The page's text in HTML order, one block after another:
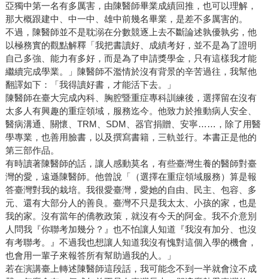
亞獨中第一名有多厲害，由陳醫師畢業成績回推，也可以理解，
那大概跟建中、中一中、雄中前幾名畢業，是差不多厲害的。
不過，陳醫師並不是耽溺在分數競逐上去不斷論述孰優孰劣，他
以極務實的觀點解釋「我把書讀好、成績考好，並不是為了證明
自己多強、能力有多好，而是為了申請獎學金，只有這樣我才能
繼續完成學業。」陳醫師不濫情於沒有背景的辛苦過往，我幫他
翻譯如下：「我得讀好書，才能活下去。」
陳醫師在臺大完成內科、胸腔暨重症專科訓練後，選擇留在沒有
太多人有興趣的重症領域，服務迄今。他致力於推動病人安全、
醫病溝通、關懷、TRM、SDM、器官捐贈、安寧……，除了用醫
學專業，也善用臉書，以及撰寫書籍，三軌並行。本書正是他的
第三部作品。
有時讀著陳醫師的話，讓人感動莫名，有些臺灣生養的醫師對臺
灣的愛，遠遜陳醫師。他曾說「（選擇在重症領域服務）算是報
答臺灣對我的栽培。我很愛臺灣，愛她的自由、民主、包容、多
元、還有大部分人的善良。臺灣不只是我太太、小孩的家，也是
我的家。沒有當年的僑教政策，就沒有今天的阿金。我不介意別
人問我『你聯考加幾分？』也不怕讓人知道『我沒有加分、也沒
有考聯考。』不過我也想讓人知道我沒有愧對這個入學的機會，
也會用一輩子來報答所有幫助過我的人。」
若在演講臺上轉述陳醫師這段話，我可能念不到一半就會泣不成